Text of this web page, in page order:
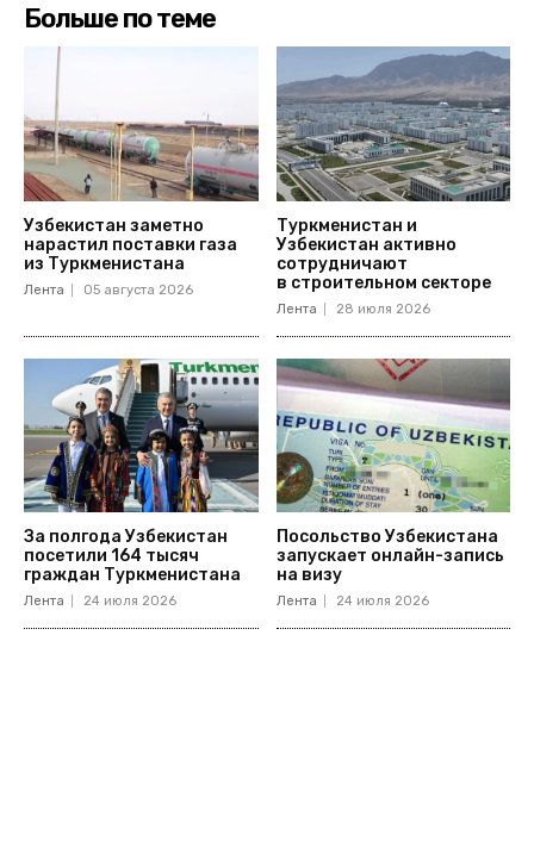
Больше по теме
Узбекистан заметно
нарастил поставки газа
из Туркменистана
Лента 05 августа 2026
Туркменистан и
Узбекистан активно
сотрудничают
в строительном секторе
Лента 28 июля 2026
За полгода Узбекистан
посетили 164 тысяч
граждан Туркменистана
Лента 24 июля 2026
Посольство Узбекистана
запускает онлайн-запись
на визу
Лента 24 июля 2026